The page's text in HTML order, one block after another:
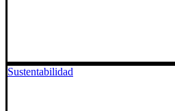
Sustentabilidad